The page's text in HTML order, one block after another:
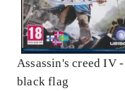
Assassin's creed IV -
black flag